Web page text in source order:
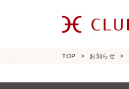
TOP お知らせ